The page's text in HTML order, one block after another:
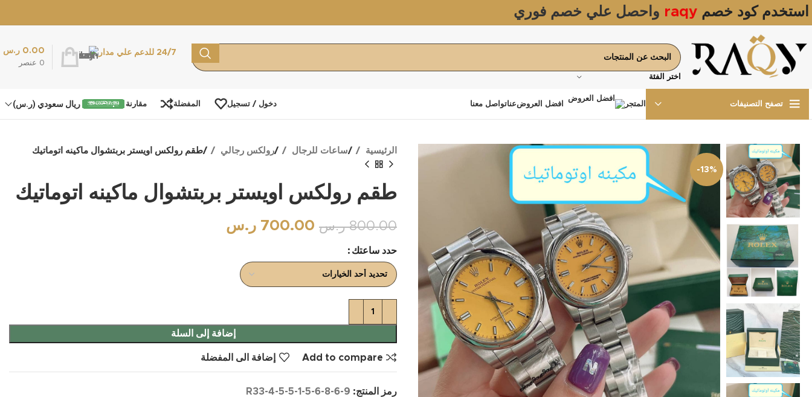
استخدم كود خصم raqy واحصل علي خصم فوري
اختر الفئة
24/7 للدعم علي مدار
0 عنصر
0.00 ر.س
تصفح التصنيفات المتجر افضل العروضعناتواصل معنا دخول / تسجيل المفضلة مقارنة ريال سعودي (ر.س)
-13%
الرئيسية ساعات للرجال رولكس رجالي طقم رولكس اويستر بربتشوال ماكينه اتوماتيك
طقم رولكس اويستر بربتشوال ماكينه اتوماتيك
800.00 ر.س 700.00 ر.س
حدد ساعتك
إضافة إلى السلة
Add to compare إضافة الى المفضلة
رمز المنتج: R33-4-5-5-1-5-6-8-6-9